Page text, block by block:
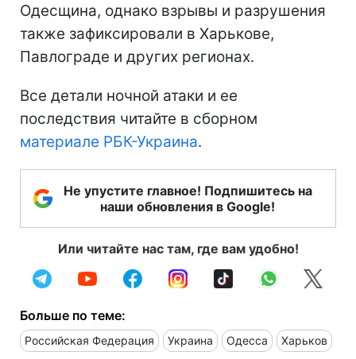
Одесщина, однако взрывы и разрушения
также зафиксировали в Харькове,
Павлограде и других регионах.
Все детали ночной атаки и ее
последствия читайте в сборном
материале РБК-Украина.
Не упустите главное! Подпишитесь на
наши обновления в Google!
Или читайте нас там, где вам удобно!
Больше по теме:
Российская Федерация Украина Одесса Харьков